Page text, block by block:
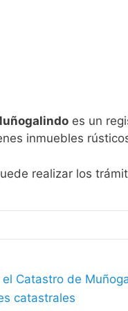
es un
inmuebles
realizar los
Catastro de
catastrales